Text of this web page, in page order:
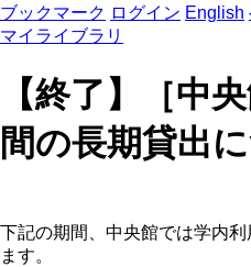
ブックマーク ログイン English
マイライブラリ
【終了】［中
間の長期貸出
下記の期間、中央館では学内
ます。